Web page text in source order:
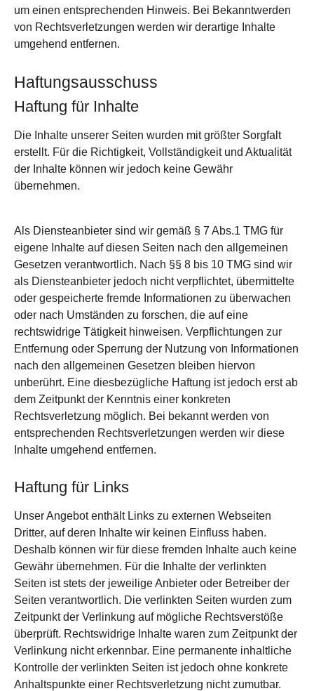
um einen entsprechenden Hinweis. Bei Bekanntwerden
von Rechtsverletzungen werden wir derartige Inhalte
umgehend entfernen.
Haftungsausschuss
Haftung für Inhalte
Die Inhalte unserer Seiten wurden mit größter Sorgfalt
erstellt. Für die Richtigkeit, Vollständigkeit und Aktualität
der Inhalte können wir jedoch keine Gewähr
übernehmen.
Als Diensteanbieter sind wir gemäß § 7 Abs.1 TMG für
eigene Inhalte auf diesen Seiten nach den allgemeinen
Gesetzen verantwortlich. Nach §§ 8 bis 10 TMG sind wir
als Diensteanbieter jedoch nicht verpflichtet, übermittelte
oder gespeicherte fremde Informationen zu überwachen
oder nach Umständen zu forschen, die auf eine
rechtswidrige Tätigkeit hinweisen. Verpflichtungen zur
Entfernung oder Sperrung der Nutzung von Informationen
nach den allgemeinen Gesetzen bleiben hiervon
unberührt. Eine diesbezügliche Haftung ist jedoch erst ab
dem Zeitpunkt der Kenntnis einer konkreten
Rechtsverletzung möglich. Bei bekannt werden von
entsprechenden Rechtsverletzungen werden wir diese
Inhalte umgehend entfernen.
Haftung für Links
Unser Angebot enthält Links zu externen Webseiten
Dritter, auf deren Inhalte wir keinen Einfluss haben.
Deshalb können wir für diese fremden Inhalte auch keine
Gewähr übernehmen. Für die Inhalte der verlinkten
Seiten ist stets der jeweilige Anbieter oder Betreiber der
Seiten verantwortlich. Die verlinkten Seiten wurden zum
Zeitpunkt der Verlinkung auf mögliche Rechtsverstöße
überprüft. Rechtswidrige Inhalte waren zum Zeitpunkt der
Verlinkung nicht erkennbar. Eine permanente inhaltliche
Kontrolle der verlinkten Seiten ist jedoch ohne konkrete
Anhaltspunkte einer Rechtsverletzung nicht zumutbar.